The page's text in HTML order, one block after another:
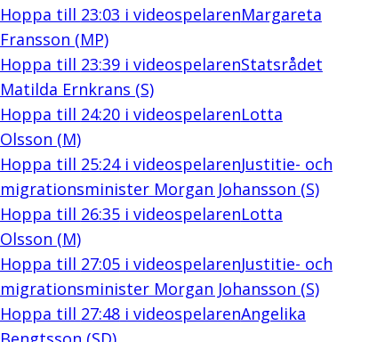
Hoppa till 23:03 i videospelarenMargareta
Fransson (MP)
Hoppa till 23:39i videospelarenStatsrådet
Matilda Ernkrans (S)
Hoppa till 24:20i videospelarenLotta
Olsson (M)
Hoppa till 25:24i videospelarenJustitie- och
migrationsminister Morgan Johansson (S)
Hoppa till 26:35i videospelarenLotta
Olsson (M)
Hoppa till 27:05i videospelarenJustitie- och
migrationsminister Morgan Johansson (S)
Hoppa till 27:48i videospelarenAngelika